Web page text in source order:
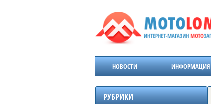
НОВОСТИ ИНФОРМАЦИЯ
РУБРИКИ